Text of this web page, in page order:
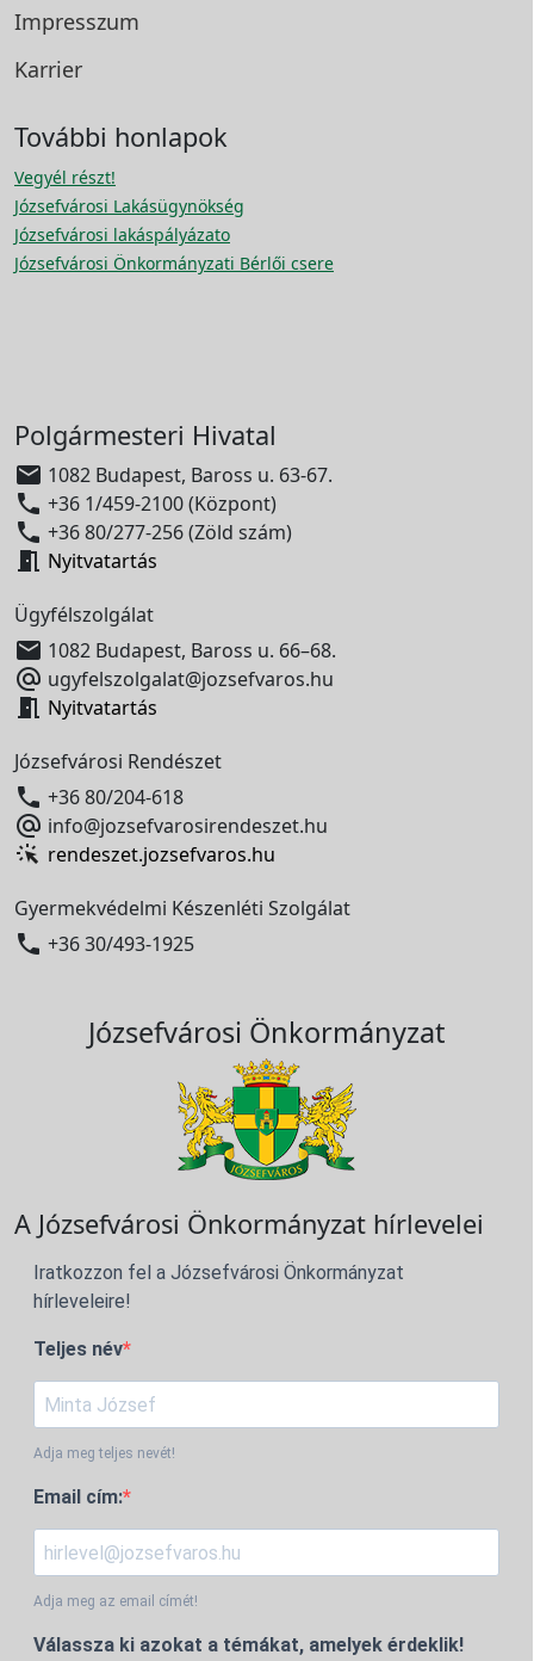
Impresszum
Karrier
További honlapok
Vegyél részt!
Józsefvárosi Lakásügynökség
Józsefvárosi lakáspályázato
Józsefvárosi Önkormányzati Bérlői csere
Polgármesteri Hivatal
 1082 Budapest, Baross u. 63-67.
 +36 1/459-2100 (Központ)
 +36 80/277-256 (Zöld szám)
 Nyitvatartás
Ügyfélszolgálat
 1082 Budapest, Baross u. 66–68.
 ugyfelszolgalat@jozsefvaros.hu
 Nyitvatartás
Józsefvárosi Rendészet
 +36 80/204-618
 info@jozsefvarosirendeszet.hu
rendeszet.jozsefvaros.hu
Gyermekvédelmi Készenléti Szolgálat
 +36 30/493-1925
Józsefvárosi Önkormányzat
A Józsefvárosi Önkormányzat hírlevelei
Iratkozzon fel a Józsefvárosi Önkormányzat
hírleveleire!
Teljes név
Adja meg teljes nevét!
Email cím:
Adja meg az email címét!
Válassza ki azokat a témákat, amelyek érdeklik!